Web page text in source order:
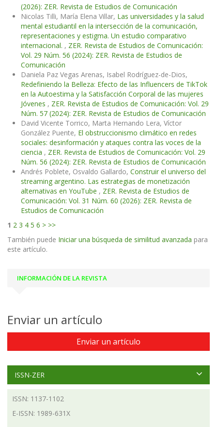
(2026): ZER. Revista de Estudios de Comunicación
Nicolas Tilli, María Elena Villar, Las universidades y la salud
mental estudiantil en la intersección de la comunicación,
representaciones y estigma. Un estudio comparativo
internacional. , ZER. Revista de Estudios de Comunicación:
Vol. 29 Núm. 56 (2024): ZER. Revista de Estudios de
Comunicación
Daniela Paz Vegas Arenas, Isabel Rodríguez-de-Dios,
Redefiniendo la Belleza: Efecto de las Influencers de TikTok
en la Autoestima y la Satisfacción Corporal de las mujeres
Jóvenes , ZER. Revista de Estudios de Comunicación: Vol. 29
Núm. 57 (2024): ZER. Revista de Estudios de Comunicación
David Vicente Torrico, Marta Hernando Lera, Víctor
González Puente, El obstruccionismo climático en redes
sociales: desinformación y ataques contra las voces de la
ciencia , ZER. Revista de Estudios de Comunicación: Vol. 29
Núm. 56 (2024): ZER. Revista de Estudios de Comunicación
Andrés Poblete, Osvaldo Gallardo, Construir el universo del
streaming argentino. Las estrategias de monetización
alternativas en YouTube , ZER. Revista de Estudios de
Comunicación: Vol. 31 Núm. 60 (2026): ZER. Revista de
Estudios de Comunicación
1 2 3 4 5 6 > >>
También puede Iniciar una búsqueda de similitud avanzada para
este artículo.
INFORMACIÓN DE LA REVISTA
Enviar un artículo
Enviar un artículo
ISSN-ZER
ISSN: 1137-1102
E-ISSN: 1989-631X